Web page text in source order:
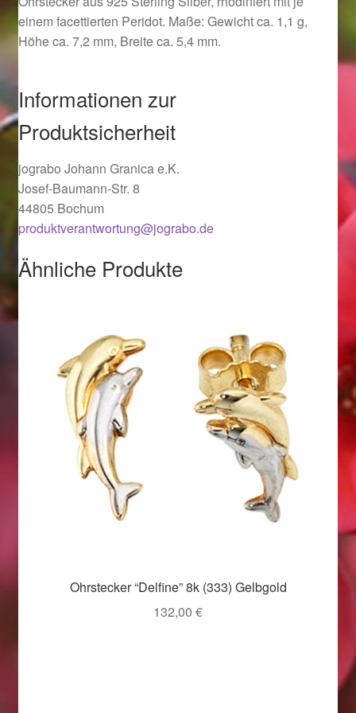
Ostergeschenke finden für Ostern 2019
Ostergeschenke finden für Ostern 2021
Partner
Shop
Startseite
Startseite
Valentinstag
Valentinstag 2016
Valentinstag Geschenke
Vertrag widerrufen
Weihnachtsangebote 2016
einem facettierten Peridot. Maße: Gewicht ca. 1,1 g,
Höhe ca. 7,2 mm, Breite ca. 5,4 mm.
Informationen zur
Produktsicherheit
jograbo Johann Granica e.K.
Josef-Baumann-Str. 8
44805 Bochum
produktverantwortung@jograbo.de
Ähnliche Produkte
Ohrstecker “Delfine” 8k (333) Gelbgold
132,00 €